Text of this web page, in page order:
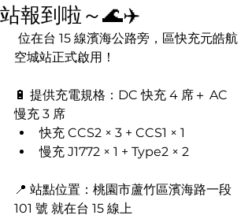
站報到啦～🌊✈️
位在台 15 線濱海公路旁，區快充元皓航
空城站正式啟用！
🔋 提供充電規格：DC 快充 4 席＋ AC
慢充 3 席
快充 CCS2 × 3 + CCS1 × 1
慢充 J1772 × 1 + Type2 × 2
📍 站點位置：桃園市蘆竹區濱海路一段
101 號 就在台 15 線上